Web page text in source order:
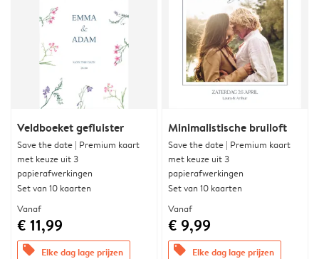
Veldboeket gefluister
Save the date | Premium kaart
met keuze uit 3
papierafwerkingen
Set van 10 kaarten
Vanaf
€ 11,99
offers Elke dag lage prijzen
Minimalistische bruiloft
Save the date | Premium kaart
met keuze uit 3
papierafwerkingen
Set van 10 kaarten
Vanaf
€ 9,99
offers Elke dag lage prijzen